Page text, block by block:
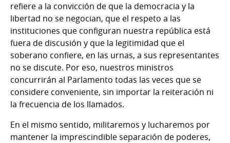
refiere a la convicción de que la democracia y la
libertad no se negocian, que el respeto a las
instituciones que configuran nuestra república está
fuera de discusión y que la legitimidad que el
soberano confiere, en las urnas, a sus representantes
no se discute. Por eso, nuestros ministros
concurrirán al Parlamento todas las veces que se
considere conveniente, sin importar la reiteración ni
la frecuencia de los llamados.
En el mismo sentido, militaremos y lucharemos por
mantener la imprescindible separación de poderes,